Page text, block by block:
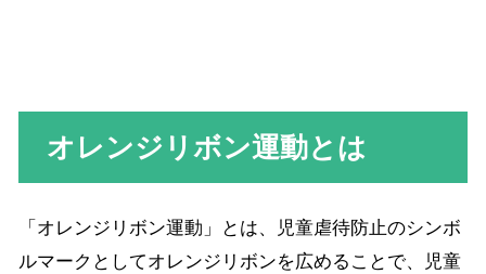
オレンジリボン運動とは
「オレンジリボン運動」とは、児童虐待防止のシンボ
ルマークとしてオレンジリボンを広めることで、児童